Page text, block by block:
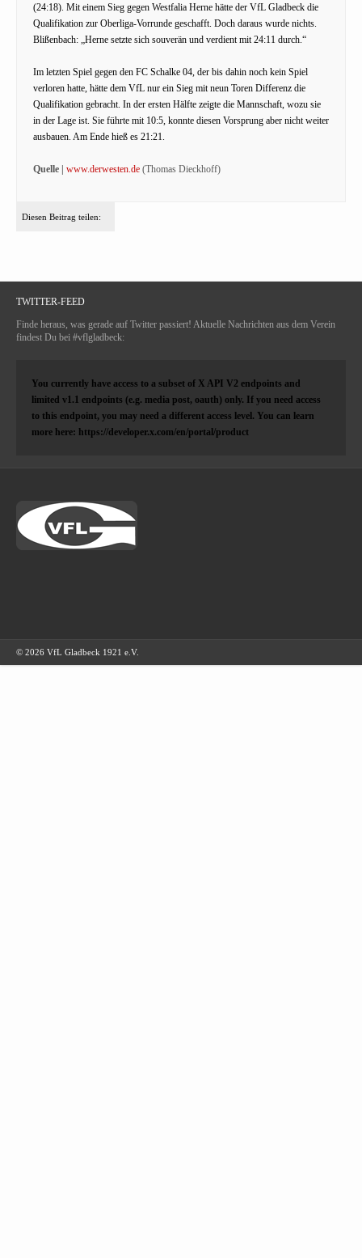
(24:18). Mit einem Sieg gegen Westfalia Herne hätte der VfL Gladbeck die
Qualifikation zur Oberliga-Vorrunde geschafft. Doch daraus wurde nichts.
Blißenbach: „Herne setzte sich souverän und verdient mit 24:11 durch.“
Im letzten Spiel gegen den FC Schalke 04, der bis dahin noch kein Spiel
verloren hatte, hätte dem VfL nur ein Sieg mit neun Toren Differenz die
Qualifikation gebracht. In der ersten Hälfte zeigte die Mannschaft, wozu sie
in der Lage ist. Sie führte mit 10:5, konnte diesen Vorsprung aber nicht weiter
ausbauen. Am Ende hieß es 21:21.
Quelle | www.derwesten.de (Thomas Dieckhoff)
Diesen Beitrag teilen:
TWITTER-FEED
Finde heraus, was gerade auf Twitter passiert! Aktuelle Nachrichten aus dem Verein
findest Du bei #vflgladbeck:
You currently have access to a subset of X API V2 endpoints and
limited v1.1 endpoints (e.g. media post, oauth) only. If you need access
to this endpoint, you may need a different access level. You can learn
more here: https://developer.x.com/en/portal/product
© 2026 VfL Gladbeck 1921 e.V.